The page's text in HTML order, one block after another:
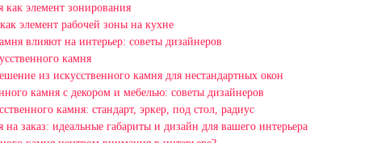
элемент зонирования
элемент рабочей зоны на кухне
влияют на интерьер: советы дизайнеров
камня
из искусственного камня для нестандартных окон
камня с декором и мебелью: советы дизайнеров
камня: стандарт, эркер, под стол, радиус
заказ: идеальные габариты и дизайн для вашего интерьера